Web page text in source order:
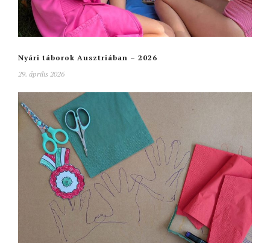
Nyári táborok Ausztriában – 2026
29. április 2026